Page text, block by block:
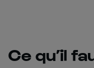
La charnière italienne
demi de mêlée,